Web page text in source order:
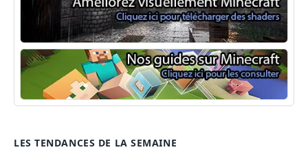
Shaders Minecraft
Guide Minecraft
LES TENDANCES DE LA SEMAINE